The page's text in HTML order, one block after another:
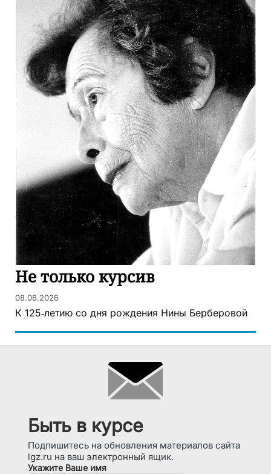
Не только курсив
08.08.2026
К 125‑летию со дня рождения Нины Берберовой
Быть в курсе
Подпишитесь на обновления материалов сайта
lgz.ru на ваш электронный ящик.
Укажите Ваше имя